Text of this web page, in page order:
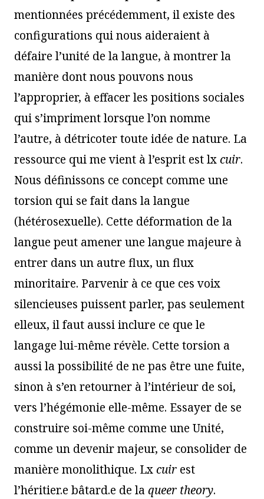
mentionnées précédemment, il existe des
configurations qui nous aideraient à
défaire l’unité de la langue, à montrer la
manière dont nous pouvons nous
l’approprier, à effacer les positions sociales
qui s’impriment lorsque l’on nomme
l’autre, à détricoter toute idée de nature. La
ressource qui me vient à l’esprit est lxcuir.
Nous définissons ce concept comme une
torsion qui se fait dans la langue
(hétérosexuelle). Cette déformation de la
langue peut amener une langue majeure à
entrer dans un autre flux, un flux
minoritaire. Parvenir à ce que ces voix
silencieuses puissent parler, pas seulement
elleux, il faut aussi inclure ce que le
langage lui-même révèle. Cette torsion a
aussi la possibilité de ne pas être une fuite,
sinon à s’en retourner à l’intérieur de soi,
vers l’hégémonie elle-même. Essayer de se
construire soi-même comme une Unité,
comme un devenir majeur, se consolider de
manière monolithique. Lxcuir est
l’héritier.e bâtard.e de la queer theory.